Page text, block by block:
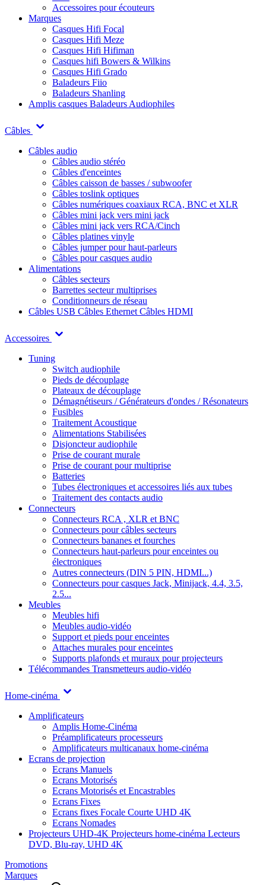
Accessoires pour écouteurs
Marques
Casques Hifi Focal
Casques Hifi Meze
Casques Hifi Hifiman
Casques hifi Bowers & Wilkins
Casques Hifi Grado
Baladeurs Fiio
Baladeurs Shanling
Amplis casques Baladeurs Audiophiles
Câbles
Câbles audio
Câbles audio stéréo
Câbles d'enceintes
Câbles caisson de basses / subwoofer
Câbles toslink optiques
Câbles numériques coaxiaux RCA, BNC et XLR
Câbles mini jack vers mini jack
Câbles mini jack vers RCA/Cinch
Câbles platines vinyle
Câbles jumper pour haut-parleurs
Câbles pour casques audio
Alimentations
Câbles secteurs
Barrettes secteur multiprises
Conditionneurs de réseau
Câbles USB Câbles Ethernet Câbles HDMI
Accessoires
Tuning
Switch audiophile
Pieds de découplage
Plateaux de découplage
Démagnétiseurs / Générateurs d'ondes / Résonateurs
Fusibles
Traitement Acoustique
Alimentations Stabilisées
Disjoncteur audiophile
Prise de courant murale
Prise de courant pour multiprise
Batteries
Tubes électroniques et accessoires liés aux tubes
Traitement des contacts audio
Connecteurs
Connecteurs RCA , XLR et BNC
Connecteurs pour câbles secteurs
Connecteurs bananes et fourches
Connecteurs haut-parleurs pour enceintes ou
électroniques
Autres connecteurs (DIN 5 PIN, HDMI...)
Connecteurs pour casques Jack, Minijack, 4.4, 3.5,
2.5...
Meubles
Meubles hifi
Meubles audio-vidéo
Support et pieds pour enceintes
Attaches murales pour enceintes
Supports plafonds et muraux pour projecteurs
Télécommandes Transmetteurs audio-vidéo
Home-cinéma
Amplificateurs
Amplis Home-Cinéma
Préamplificateurs processeurs
Amplificateurs multicanaux home-cinéma
Ecrans de projection
Ecrans Manuels
Ecrans Motorisés
Ecrans Motorisés et Encastrables
Ecrans Fixes
Ecrans fixes Focale Courte UHD 4K
Ecrans Nomades
Projecteurs UHD-4K Projecteurs home-cinéma Lecteurs
DVD, Blu-ray, UHD 4K
Promotions
Marques